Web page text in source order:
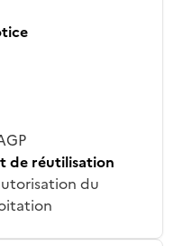
de réutilisation
du